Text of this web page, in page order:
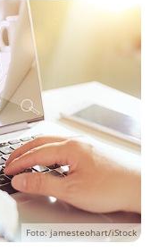
Foto: jamesteohart/iStock